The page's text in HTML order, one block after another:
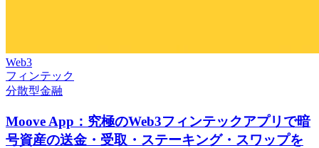
Web3
フィンテック
分散型金融
Moove App：究極のWeb3フィンテックアプリで暗
号資産の送金・受取・ステーキング・スワップを